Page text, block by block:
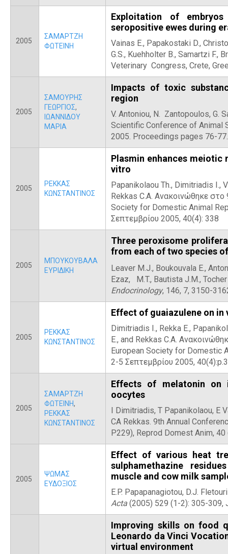
2005
ΣΑΜΑΡΤΖΗ
ΦΩΤΕΙΝΗ
Exploitation of
seropositive ewes during
Vainas E., Papakostaki D.,
G.S., Kuehholter B., Samartzi F.,
Veterinary Congress, Crete,
2005
ΣΑΜΟΥΡΗΣ
ΓΕΩΡΓΙΟΣ,
ΙΩΑΝΝΙΔΟΥ
ΜΑΡΙΑ
Impacts of toxic
region
V. Antoniou, N. Zantopoulos, G.
Scientific Conference of Animal
2005. Proceedings pages 76-77.
2005
ΡΕΚΚΑΣ
ΚΩΝΣΤΑΝΤΙΝΟΣ
Plasmin enhances
vitro
Papanikolaou Th., Dimitriadis I.,
Rekkas C.A. Ανακοινώθηκε στο
Society for Domestic Animal
Σεπτεμβρίου 2005, 40(4): 338
2005
ΜΠΟΥΚΟΥΒΑΛΑ
ΕΥΡΙΔΙΚΗ
Three peroxisome
from each of two species
Leaver M.J., Boukouvala E.,
Ezaz, M.T., Bautista J.M., Tocher
Endocrinology, 146, 7, 3150-
2005
ΡΕΚΚΑΣ
ΚΩΝΣΤΑΝΤΙΝΟΣ
Effect of guaiazulene on
Dimitriadis I., Rekka E.,
E., and Rekkas C.A.
European Society for Domestic
2-5 Σεπτεμβρίου 2005,
2005
ΣΑΜΑΡΤΖΗ
ΦΩΤΕΙΝΗ,
ΡΕΚΚΑΣ
ΚΩΝΣΤΑΝΤΙΝΟΣ
Effects of melatonin on
oocytes
I Dimitriadis, T Papanikolaou, E
CA Rekkas. 9th Annual
P229), Reprod Domest Anim, 40
2005
ΨΩΜΑΣ
ΕΥΔΟΞΙΟΣ
Effect of various heat
sulphamethazine
muscle and cow milk
E.P. Papapanagiotou, D.J.
Acta (2005) 529 (1-2): 305-309,
Improving skills on food
Leonardo da Vinci
virtual environment